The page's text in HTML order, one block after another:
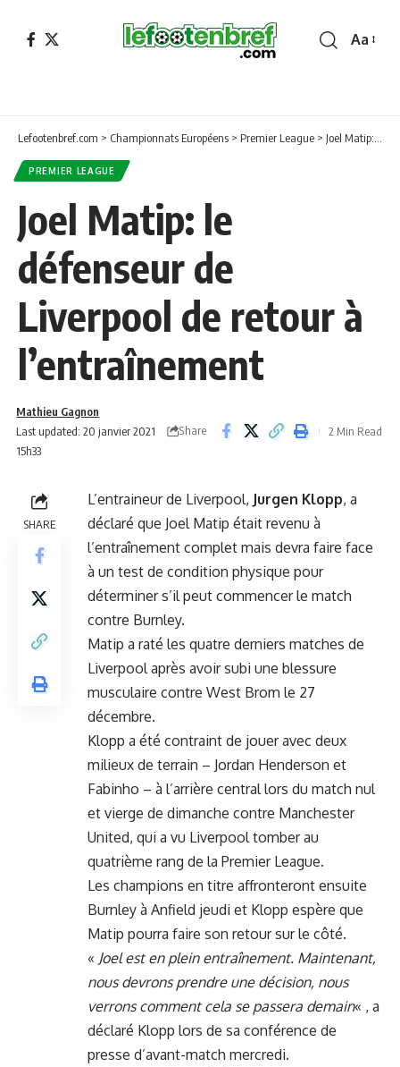
Font
Aa
Lefootenbref.com > Championnats Européens > Premier League > Joel Matip: le défenseur de Liverpool de retour à l’entraînement
PREMIER LEAGUE
Joel Matip: le
défenseur de
Liverpool de retour à
l’entraînement
Last updated: 20 janvier 2021
15h33
Mathieu Gagnon
Share
2 Min Read
SHARE
L’entraineur de Liverpool, Jurgen Klopp, a
déclaré que Joel Matip était revenu à
l’entraînement complet mais devra faire face
à un test de condition physique pour
déterminer s’il peut commencer le match
contre Burnley.
Matip a raté les quatre derniers matches de
Liverpool après avoir subi une blessure
musculaire contre West Brom le 27
décembre.
Klopp a été contraint de jouer avec deux
milieux de terrain – Jordan Henderson et
Fabinho – à l’arrière central lors du match nul
et vierge de dimanche contre Manchester
United, qui a vu Liverpool tomber au
quatrième rang de la Premier League.
Les champions en titre affronteront ensuite
Burnley à Anfield jeudi et Klopp espère que
Matip pourra faire son retour sur le côté.
« Joel est en plein entraînement. Maintenant,
nous devrons prendre une décision, nous
verrons comment cela se passera demain« , a
déclaré Klopp lors de sa conférence de
presse d’avant-match mercredi.